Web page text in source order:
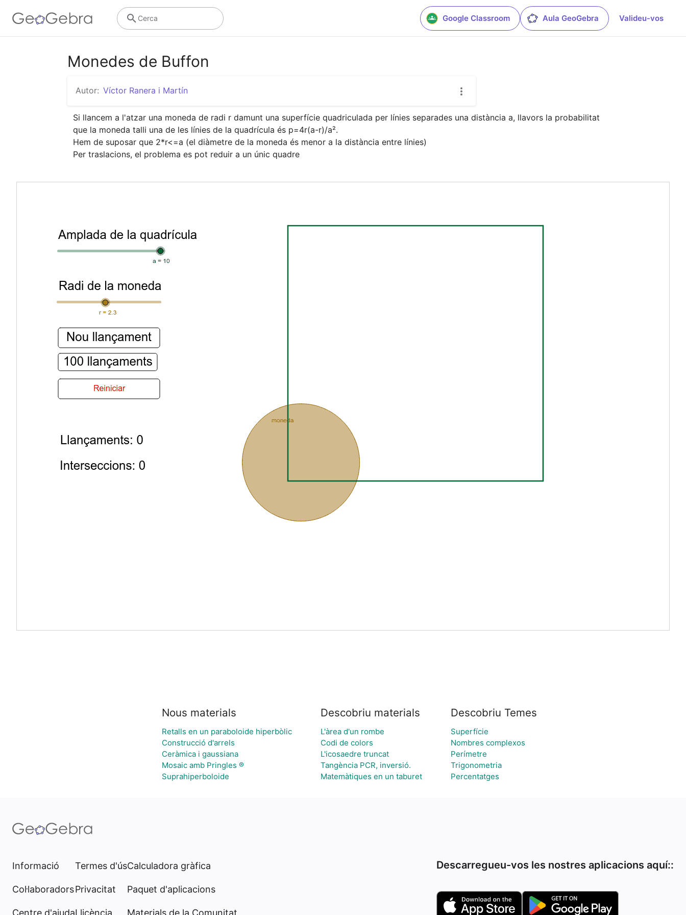
Google Classroom Aula GeoGebra Valideu-vos
Cerca
Monedes de Buffon
Autor: Víctor Ranera i Martín
Si llancem a l'atzar una moneda de radi r damunt una superfície quadriculada per línies separades una distància a, llavors la probabilitat
que la moneda talli una de les línies de la quadrícula és p=4r(a-r)/a².
Hem de suposar que 2*r<=a (el diàmetre de la moneda és menor a la distància entre línies)
Per traslacions, el problema es pot reduir a un únic quadre
Nous materials
Retalls en un paraboloide hiperbòlic
Construcció d'arrels
Ceràmica i gaussiana
Mosaic amb Pringles ®
Suprahiperboloide
Descobriu materials
L'àrea d'un rombe
Codi de colors
L'icosaedre truncat
Tangència PCR, inversió.
Matemàtiques en un taburet
Descobriu Temes
Superfície
Nombres complexos
Perímetre
Trigonometria
Percentatges
Informació
Col·laboradors
Centre d'ajuda
Termes d'ús
Privacitat
Llicència
Calculadora gràfica
Paquet d'aplicacions
Materials de la Comunitat
Descarregueu-vos les nostres aplicacions aquí::